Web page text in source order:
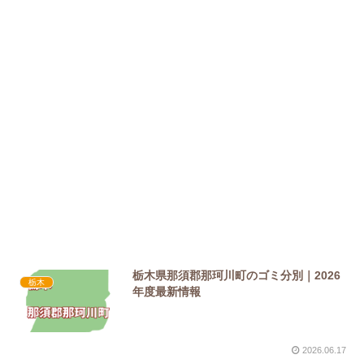
栃木
栃木県那須郡那珂川町のゴミ分別｜2026
年度最新情報
2026.06.17